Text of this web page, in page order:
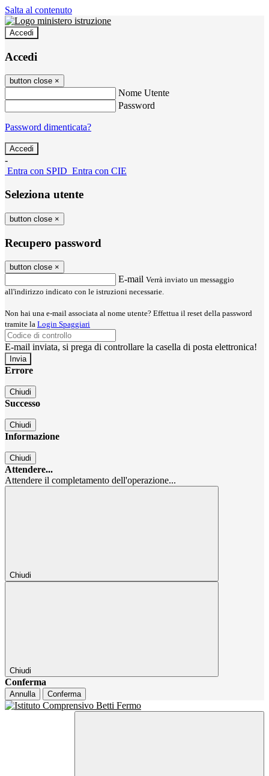
Salta al contenuto
Accedi
Accedi
button close ×
Nome Utente
Password
Password dimenticata?
-
Entra con SPID Entra con CIE
Seleziona utente
button close ×
Recupero password
button close ×
E-mail Verrà inviato un messaggio
all'indirizzo indicato con le istruzioni necessarie.
Non hai una e-mail associata al nome utente? Effettua il reset della password
tramite la Login Spaggiari
E-mail inviata, si prega di controllare la casella di posta elettronica!
Errore
Chiudi
Successo
Chiudi
Informazione
Chiudi
Attendere...
Attendere il completamento dell'operazione...
Chiudi
Chiudi
Conferma
Annulla Conferma